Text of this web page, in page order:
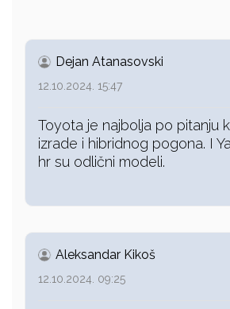
Dejan Atanasovski
12.10.2024. 15:47
Toyota je najbolja po pitanju
izrade i hibridnog pogona. I
hr su odlični modeli.
Aleksandar Kikoš
12.10.2024. 09:25